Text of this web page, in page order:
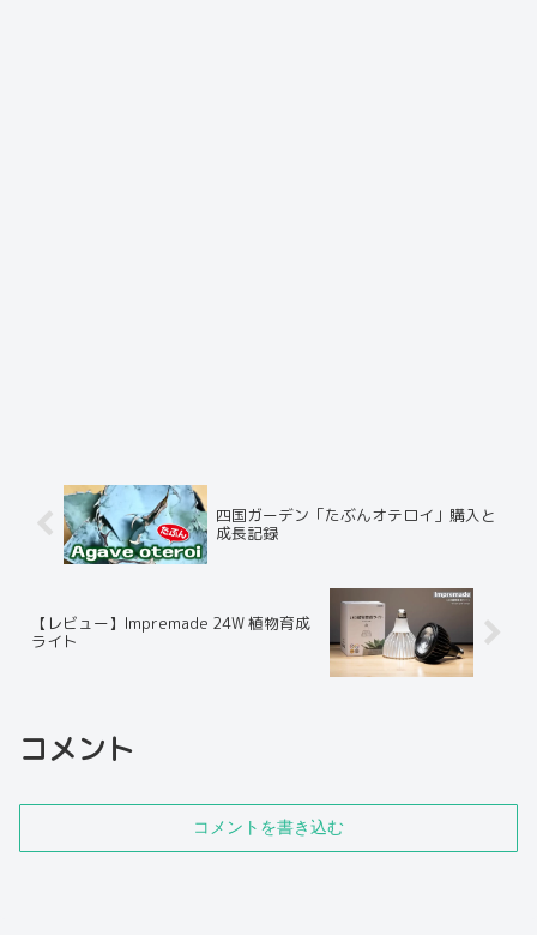
四国ガーデン「たぶんオテロイ」購入と
成長記録
【レビュー】Impremade 24W 植物育成
ライト
コメント
コメントを書き込む